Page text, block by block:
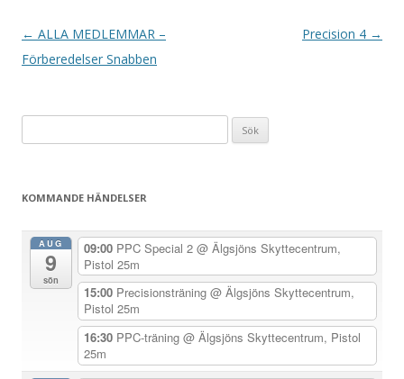
I
n
a
← ALLA MEDLEMMAR –
Förberedelser Snabben
Precision 4 →
efter:
KOMMANDE HÄNDELSER
AUG
9
sön
09:00 PPC Special 2 @ Älgsjöns Skyttecentrum,
Pistol 25m
15:00 Precisionsträning @ Älgsjöns Skyttecentrum,
Pistol 25m
16:30 PPC-träning @ Älgsjöns Skyttecentrum, Pistol
25m